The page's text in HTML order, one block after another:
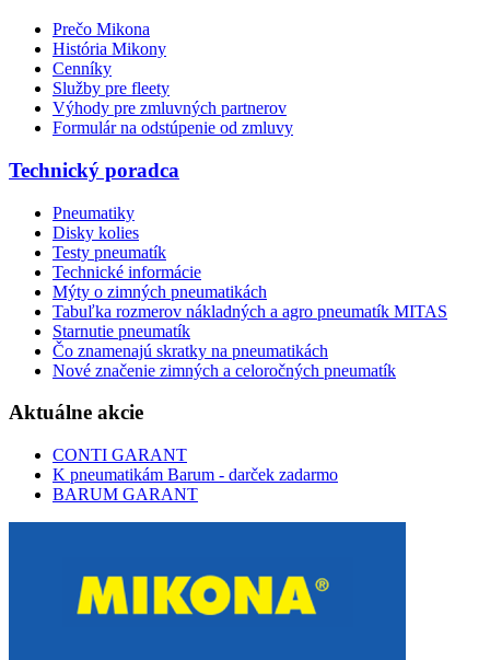
Prečo Mikona
História Mikony
Cenníky
Služby pre fleety
Výhody pre zmluvných partnerov
Formulár na odstúpenie od zmluvy
Technický poradca
Pneumatiky
Disky kolies
Testy pneumatík
Technické informácie
Mýty o zimných pneumatikách
Tabuľka rozmerov nákladných a agro pneumatík MITAS
Starnutie pneumatík
Čo znamenajú skratky na pneumatikách
Nové značenie zimných a celoročných pneumatík
Aktuálne akcie
CONTI GARANT
K pneumatikám Barum - darček zadarmo
BARUM GARANT